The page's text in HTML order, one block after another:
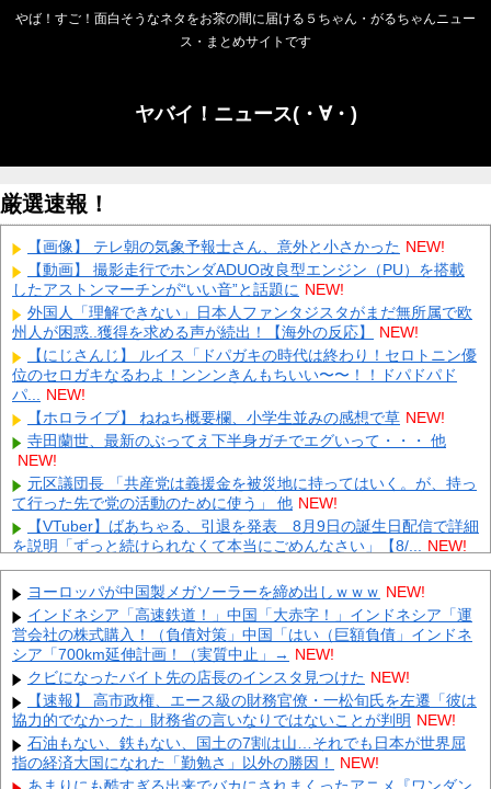
やば！すご！面白そうなネタをお茶の間に届ける５ちゃん・がるちゃんニュー
ス・まとめサイトです
ヤバイ！ニュース(・∀・)
厳選速報！
【画像】 テレ朝の気象予報士さん、意外と小さかった NEW!
【動画】 撮影走行でホンダADUO改良型エンジン（PU）を搭載
したアストンマーチンが“いい音”と話題に NEW!
外国人「理解できない」日本人ファンタジスタがまだ無所属で欧
州人が困惑..獲得を求める声が続出！【海外の反応】
NEW!
【にじさんじ】 ルイス「ドパガキの時代は終わり！セロトニン優
位のセロガキなるわよ！ンンンきんもちいい〜〜！！ドパドパド
パ... NEW!
【ホロライブ】 ねねち概要欄、小学生並みの感想で草 NEW!
寺田蘭世、最新のぶってえ下半身ガチでエグいって・・・ 他
NEW!
元区議団長 「共産党は義援金を被災地に持ってはいく。が、持っ
て行った先で党の活動のために使う」 他 NEW!
【VTuber】ばあちゃる、引退を発表 8月9日の誕生日配信で詳細
を説明「ずっと続けられなくて本当にごめんなさい」【8/... NEW!
【衝撃】彩卵がサイタマに直結する伏線が発見されてしまうｗｗ
ｗ 他 NEW!
【朗報】アラブ、秋田県に2兆円の投資ｗｗｗｗｗｗｗｗｗ 他
NEW!
【放送事故】 昔のドラマのレ◯プシーン、今見るとアウトすぎ
る・・・ NEW!
エネ夫に離婚を突きつけたら私の職場(法律事務所)に乗り込んで
きた 堂々と「離婚の法律相談です。母の薦めでこちらに参りま
し... NEW!
年収1500万の父が退職。父「退職金も渡したよな？」母「貯金な
んてないよー」父「全部なくなったの！？」→予想外の返事に
ヨーロッパが中国製メガソーラーを締め出しｗｗｗ NEW!
インドネシア「高速鉄道！」中国「大赤字！」インドネシア「運
営会社の株式購入！（負債対策」中国「はい（巨額負債」インドネ
シア「700km延伸計画！（実質中止」→ NEW!
クビになったバイト先の店長のインスタ見つけた NEW!
【速報】 高市政権、エース級の財務官僚・一松旬氏を左遷「彼は
協力的でなかった」財務省の言いなりではないことが判明 NEW!
石油もない、鉄もない、国土の7割は山…それでも日本が世界屈
指の経済大国になれた「勤勉さ」以外の勝因！
NEW!